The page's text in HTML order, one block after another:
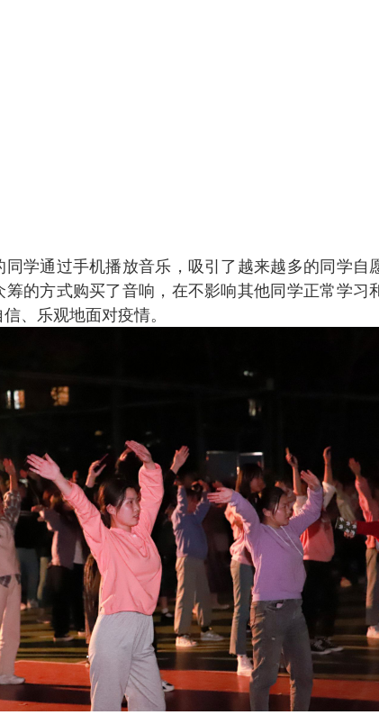
学通过手机播放音乐，吸引了越来越多的同学自
筹的方式购买了音响，在不影响其他同学正常学习
、乐观地面对疫情。